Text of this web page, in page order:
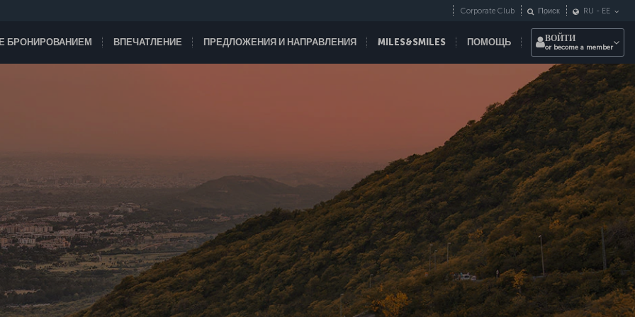
БРОНИРОВАНИЕМ ВПЕЧАТЛЕНИЕ ПРЕДЛОЖЕНИЯ И НАПРАВЛЕНИЯ MILES&SMILES ПОМОЩЬ
Corporate Club Поиск RU - EE
ВОЙТИ
or become a member